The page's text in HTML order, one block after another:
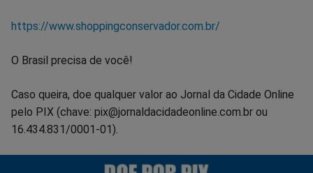
https://www.shoppingconservador.com.br/
O Brasil precisa de você!
Caso queira, doe qualquer valor ao Jornal da Cidade Online
pelo PIX (chave: pix@jornaldacidadeonline.com.br ou
16.434.831/0001-01).